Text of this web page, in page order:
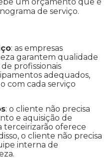
de serviço.
: as empresas
garantem qualidade
profissionais
adequados,
com cada serviço
: o cliente não precisa
e aquisição de
terceirizarão oferece
o cliente não precisa
interna de